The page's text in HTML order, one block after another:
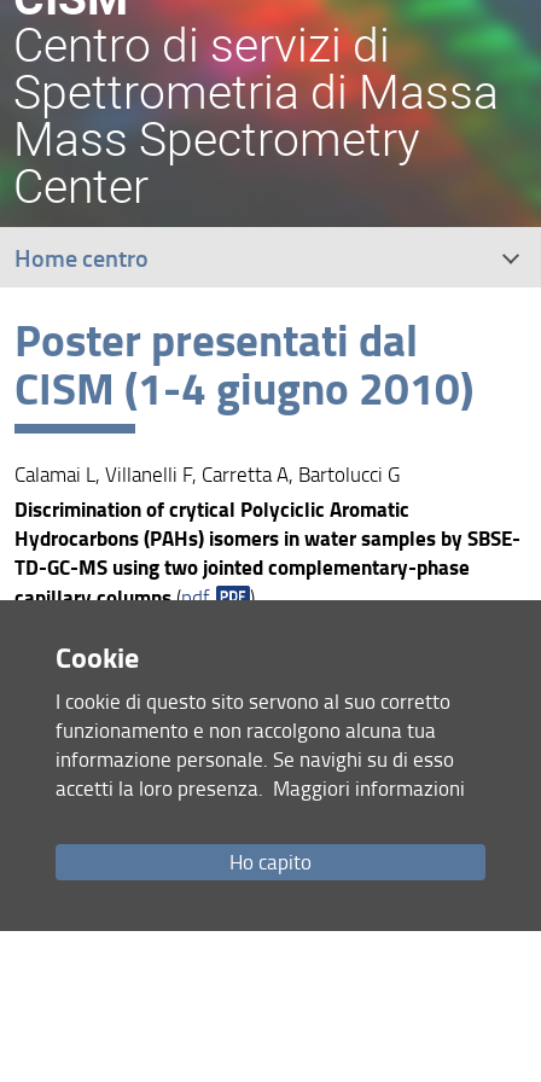
Centro di servizi di
Spettrometria di Massa
Mass Spectrometry
Center
Poster presentati dal
CISM (1-4 giugno 2010)
Calamai L, Villanelli F, Carretta A, Bartolucci G
Discrimination of crytical Polyciclic Aromatic
Hydrocarbons (PAHs) isomers in water samples by SBSE-
TD-GC-MS using two jointed complementary-phase
capillary columns(pdf
)
Improving GC-MS quantitative analysis of free aminoacids
by PTV injection and Dynamic Background Compensation
on the acquired chromatograms (pdf )
Condividi
Home centro
Ricerca
Analisi
Consiglio Direttivo
Personale
Applicazioni
Congressi e convegni
Regolamento
RSS feed
Cookie
I cookie di questo sito servono al suo corretto
funzionamento e non raccolgono alcuna tua
informazione personale. Se navighi su di esso
accetti la loro presenza. Maggiori informazioni
Ho capito